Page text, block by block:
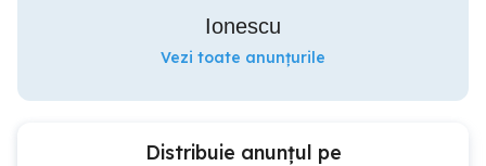
Ionescu
Vezi toate anunțurile
Distribuie anunțul pe